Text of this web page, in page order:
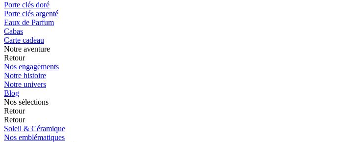
Porte clés doré
Porte clés argenté
Eaux de Parfum
Cabas
Carte cadeau
Notre aventure
Retour
Nos engagements
Notre histoire
Notre univers
Blog
Nos sélections
Retour
Retour
Soleil & Céramique
Nos emblématiques